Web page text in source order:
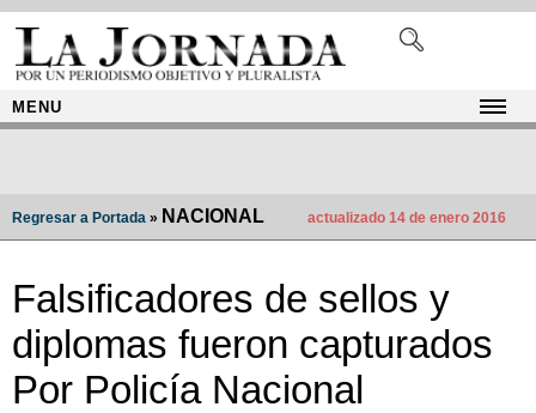
MENU
Regresar a Portada » NACIONAL actualizado 14 de enero 2016
Falsificadores de sellos y
diplomas fueron capturados
Por Policía Nacional